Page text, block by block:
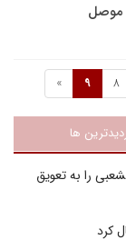
موصل
8
9
»
ها
را به تعویق
کرد